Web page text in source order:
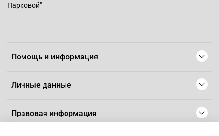
Помощь и информация
Личные данные
Правовая информация
Парковой"